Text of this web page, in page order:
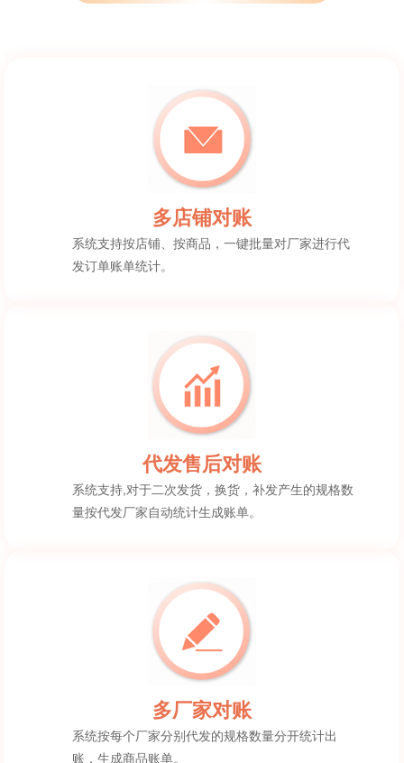
多店铺对账
系统支持按店铺、按商品，一键批量对厂家进行代
发订单账单统计。
代发售后对账
系统支持,对于二次发货，换货，补发产生的规格数
量按代发厂家自动统计生成账单。
多厂家对账
系统按每个厂家分别代发的规格数量分开统计出
账，生成商品账单。